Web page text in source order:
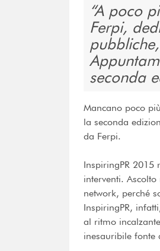
A poco
Ferpi,
seconda
Mancano poco
la seconda
da Ferpi.
InspiringPR
interventi.
network, perché
InspiringPR,
al ritmo
inesauribile fonte